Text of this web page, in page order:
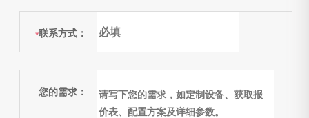
*联系方式：
您的需求：